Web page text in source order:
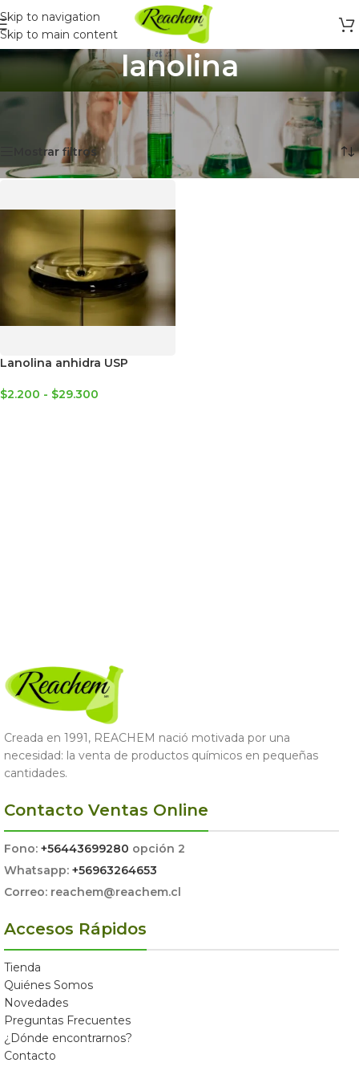
Skip to navigation
Skip to main content
lanolina
Inicio
Productos etiquetados “lanolina”
Mostrando el único resultado
Mostrar filtros
Lanolina anhidra USP
$2.200 - $29.300
Creada en 1991, REACHEM nació motivada por una
necesidad: la venta de productos químicos en pequeñas
cantidades.
Contacto Ventas Online
Fono: +56443699280 opción 2
Whatsapp: +56963264653
Correo: reachem@reachem.cl
Accesos Rápidos
Tienda
Quiénes Somos
Novedades
Preguntas Frecuentes
¿Dónde encontrarnos?
Contacto